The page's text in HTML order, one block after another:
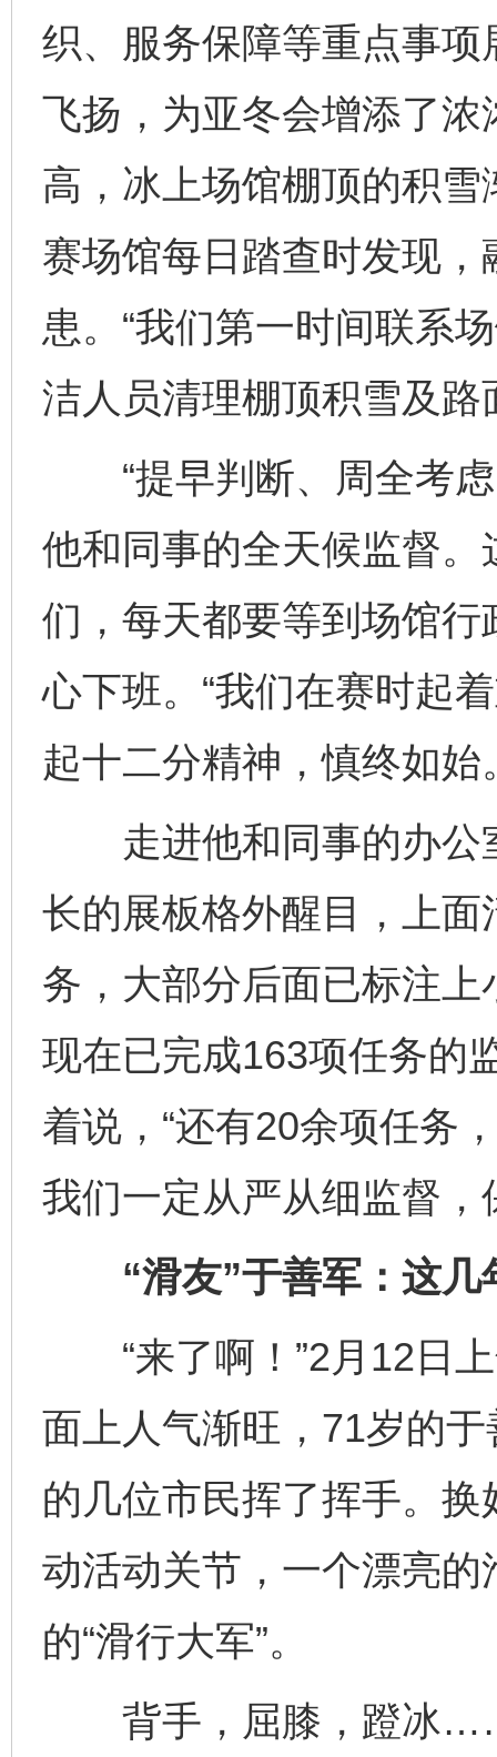
织、服务保障等重点事
飞扬，为亚冬会增添了
高，冰上场馆棚顶的积
赛场馆每日踏查时发现
患。“我们第一时间联系
洁人员清理棚顶积雪及路
“提早判断、周全考虑
他和同事的全天候监督
们，每天都要等到场馆
心下班。“我们在赛时起
起十二分精神，慎终如始
走进他和同事的办公
长的展板格外醒目，上
务，大部分后面已标注上
现在已完成163项任务的
着说，“还有20余项任务
我们一定从严从细监督，
“滑友”于善军：这几
“来了啊！”2月12日上
面上人气渐旺，71岁的
的几位市民挥了挥手。
动活动关节，一个漂亮
的“滑行大军”。
背手，屈膝，蹬冰……